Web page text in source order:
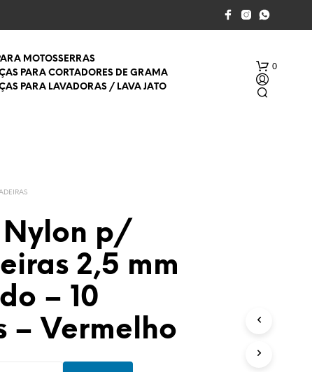
MOTOSSERRAS
PARA CORTADORES DE GRAMA
PARA LAVADORAS / LAVA JATO
0
Nylon p/
2,5 mm
– 10
– Vermelho